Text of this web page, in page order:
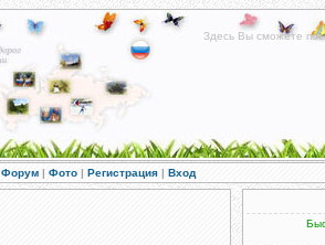
Здесь Вы сможете
Форум | Фото | Регистрация | Вход